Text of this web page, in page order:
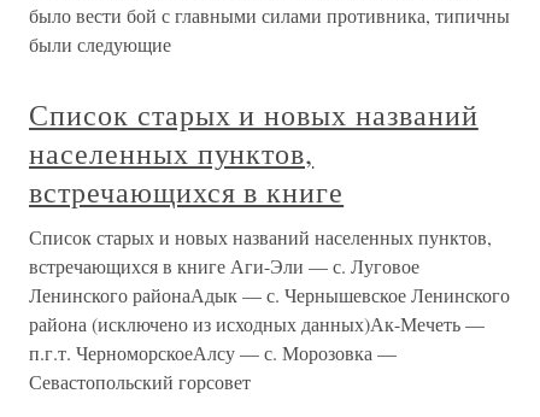
было вести бой с главными силами противника, типичны
были следующие
Список старых и новых названий
населенных пунктов,
встречающихся в книге
Список старых и новых названий населенных пунктов,
встречающихся в книге Аги-Эли — с. Луговое
Ленинского районаАдык — с. Чернышевское Ленинского
района (исключено из исходных данных)Ак-Мечеть —
п.г.т. ЧерноморскоеАлсу — с. Морозовка —
Севастопольский горсовет